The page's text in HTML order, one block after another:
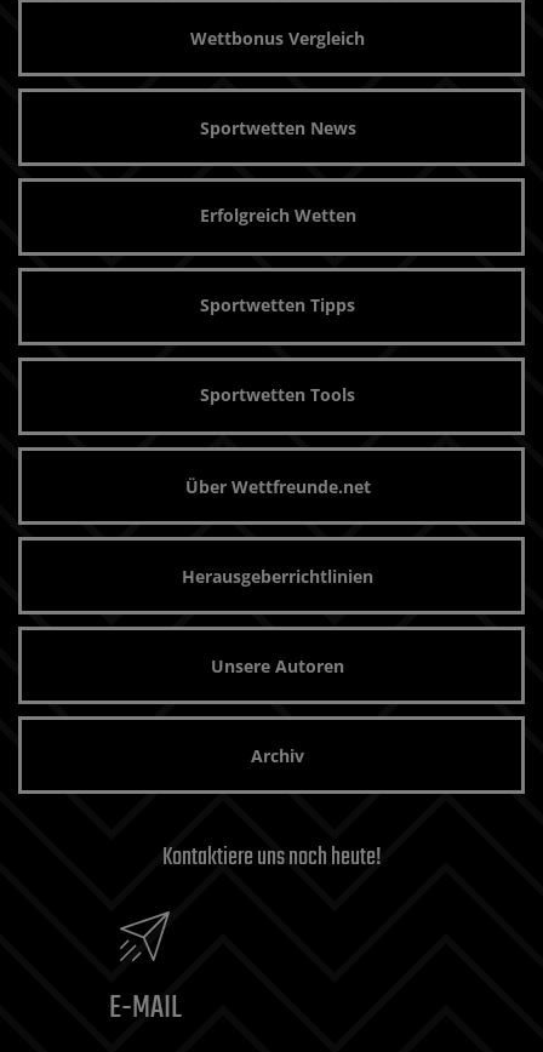
Wettbonus Vergleich
Sportwetten News
Erfolgreich Wetten
Sportwetten Tipps
Sportwetten Tools
Über Wettfreunde.net
Herausgeberrichtlinien
Unsere Autoren
Archiv
Kontaktiere uns noch heute!
E-MAIL